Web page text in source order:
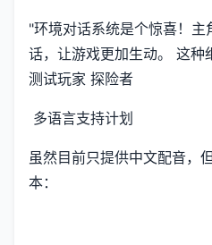
"环境对话系统是个惊喜！
话，让游戏更加生动。 这
测试玩家 探险者
多语言支持计划
虽然目前只提供中文配音，
本：